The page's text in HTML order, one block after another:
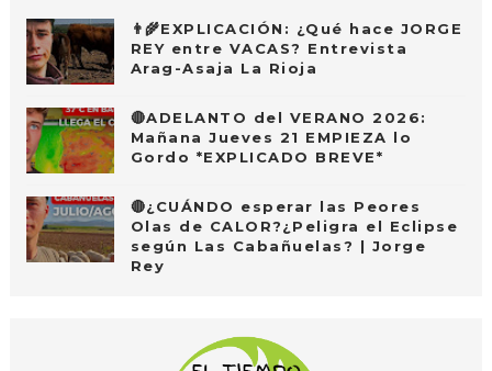
👨‍🌾EXPLICACIÓN: ¿Qué hace JORGE
REY entre VACAS? Entrevista
Arag-Asaja La Rioja
🔴ADELANTO del VERANO 2026:
Mañana Jueves 21 EMPIEZA lo
Gordo *EXPLICADO BREVE*
🔴¿CUÁNDO esperar las Peores
Olas de CALOR?¿Peligra el Eclipse
según Las Cabañuelas? | Jorge
Rey